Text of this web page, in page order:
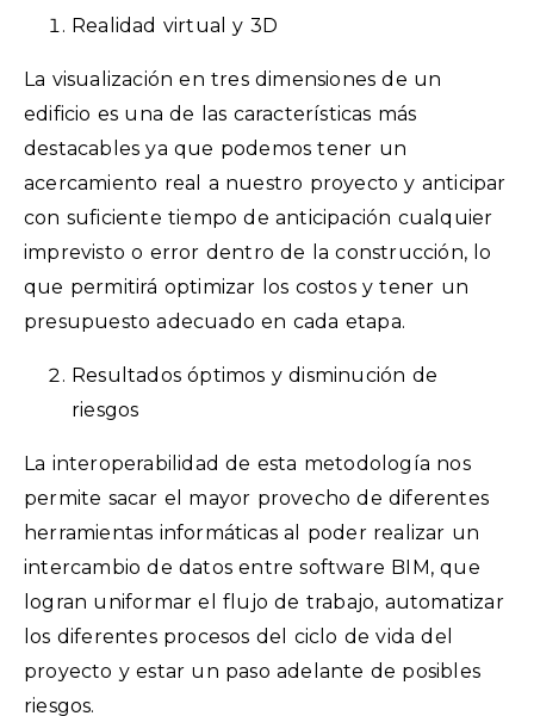
Realidad virtual y 3D
La visualización en tres dimensiones de un
edificio es una de las características más
destacables ya que podemos tener un
acercamiento real a nuestro proyecto y anticipar
con suficiente tiempo de anticipación cualquier
imprevisto o error dentro de la construcción, lo
que permitirá optimizar los costos y tener un
presupuesto adecuado en cada etapa.
Resultados óptimos y disminución de
riesgos
La interoperabilidad de esta metodología nos
permite sacar el mayor provecho de diferentes
herramientas informáticas al poder realizar un
intercambio de datos entre software BIM, que
logran uniformar el flujo de trabajo, automatizar
los diferentes procesos del ciclo de vida del
proyecto y estar un paso adelante de posibles
riesgos.